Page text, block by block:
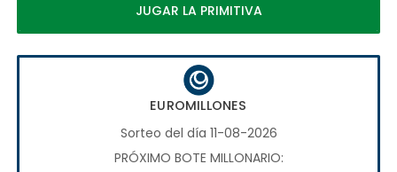
JUGAR LA PRIMITIVA
EUROMILLONES
Sorteo del día 11-08-2026
PRÓXIMO BOTE MILLONARIO: